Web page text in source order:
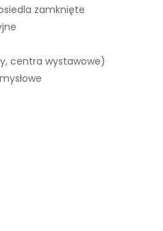
zamknięte
centra wystawowe)